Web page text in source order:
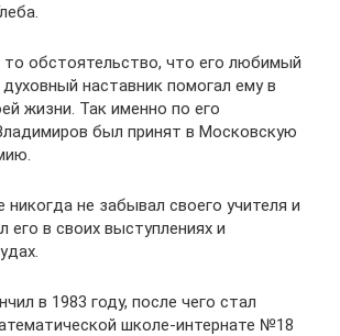
обстоятельство, что его любимый
наставник помогал ему в
жизни. Так именно по его
был принят в Московскую
не забывал своего учителя и
его в своих выступлениях и
в 1983 году, после чего стал
школе-интернате №18